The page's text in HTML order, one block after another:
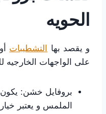
الحويه
و يقصد بها التشطيبات
على الواجهات الخارجيه
بروفايل خشن:
الملمس و يعتبر